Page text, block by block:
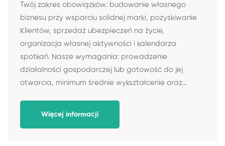
Twój zakres obowiązków: budowanie własnego
biznesu przy wsparciu solidnej marki, pozyskiwanie
Klientów, sprzedaż ubezpieczeń na życie,
organizacja własnej aktywności i kalendarza
spotkań. Nasze wymagania: prowadzenie
działalności gospodarczej lub gotowość do jej
otwarcia, minimum średnie wykształcenie oraz...
Więcej informacji